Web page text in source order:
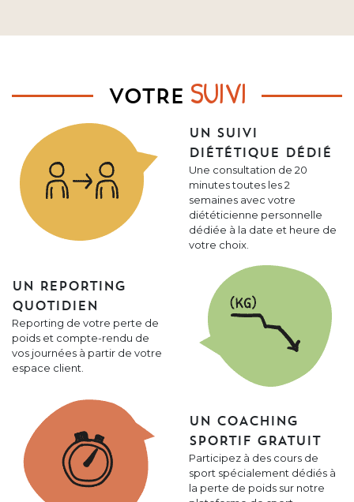
VOTRE SUIVI
UN SUIVI
DIÉTÉTIQUE DÉDIÉ
Une consultation de 20
minutes toutes les 2
semaines avec votre
diététicienne personnelle
dédiée à la date et heure de
votre choix.
UN REPORTING
QUOTIDIEN
Reporting de votre perte de
poids et compte-rendu de
vos journées à partir de votre
espace client.
UN COACHING
SPORTIF GRATUIT
Participez à des cours de
sport spécialement dédiés à
la perte de poids sur notre